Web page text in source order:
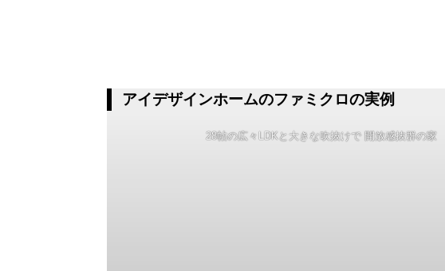
アイデザインホームのファミクロの実例
28帖の広々LDKと大きな吹抜けで 開放感抜群の家